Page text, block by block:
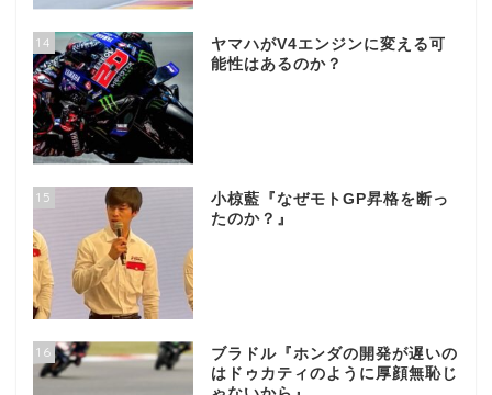
14
ヤマハがV4エンジンに変える可
能性はあるのか？
15
小椋藍『なぜモトGP昇格を断っ
たのか？』
16
ブラドル『ホンダの開発が遅いの
はドゥカティのように厚顔無恥じ